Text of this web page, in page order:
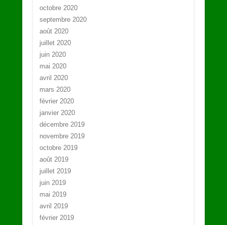
octobre 2020
septembre 2020
août 2020
juillet 2020
juin 2020
mai 2020
avril 2020
mars 2020
février 2020
janvier 2020
décembre 2019
novembre 2019
octobre 2019
août 2019
juillet 2019
juin 2019
mai 2019
avril 2019
février 2019